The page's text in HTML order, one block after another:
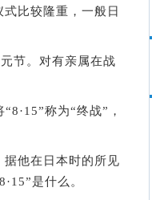
比较隆重，一般日
节。对有亲属在战
称为“终战”，
他在日本时的所见
是什么。